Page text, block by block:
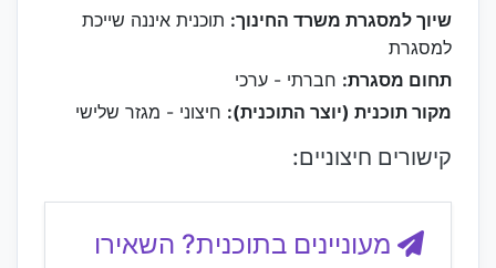
שיוך למסגרת משרד החינוך: תוכנית איננה שייכת
למסגרת
תחום מסגרת: חברתי - ערכי
מקור תוכנית (יוצר התוכנית): חיצוני - מגזר שלישי
קישורים חיצוניים:
מעוניינים בתוכנית? השאירו